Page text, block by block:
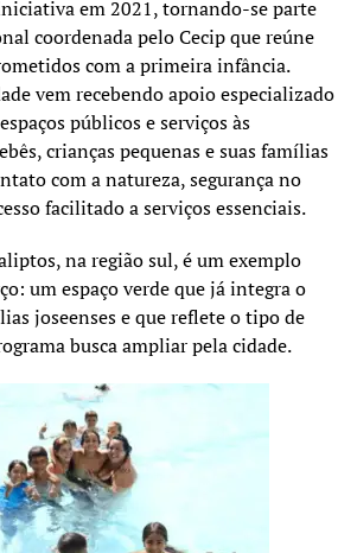
em 2021, tornando-se parte
coordenada pelo Cecip que reúne
com a primeira infância.
vem recebendo apoio especializado
públicos e serviços às
crianças pequenas e suas famílias
com a natureza, segurança no
facilitado a serviços essenciais.
na região sul, é um exemplo
um espaço verde que já integra o
joseenses e que reflete o tipo de
busca ampliar pela cidade.